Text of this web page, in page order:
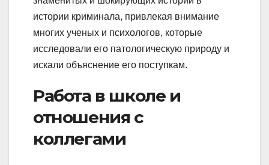
истории криминала, привлекая внимание
многих ученых и психологов, которые
исследовали его патологическую природу и
искали объяснение его поступкам.
Работа в школе и
отношения с
коллегами